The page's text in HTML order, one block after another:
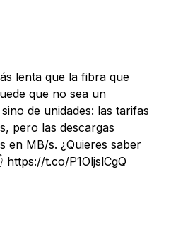
lenta que la fibra que
que no sea un
de unidades: las tarifas
pero las descargas
en MB/s. ¿Quieres saber
https://t.co/P1OljslCgQ